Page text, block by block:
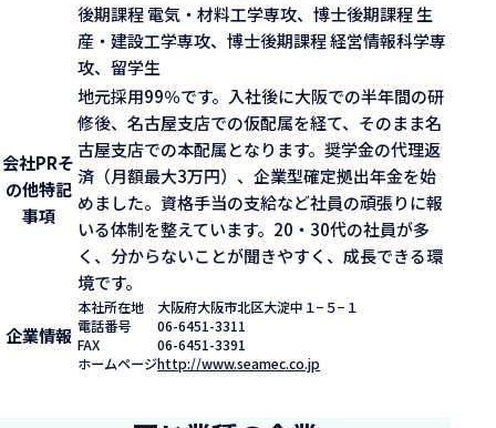
後期課程 電気・材料工学専攻、博士後期課程 生
産・建設工学専攻、博士後期課程 経営情報科学専
攻、留学生
会社PRそ
の他特記
事項
地元採用99％です。入社後に大阪での半年間の研
修後、名古屋支店での仮配属を経て、そのまま名
古屋支店での本配属となります。奨学金の代理返
済（月額最大3万円）、企業型確定拠出年金を始
めました。資格手当の支給など社員の頑張りに報
いる体制を整えています。20・30代の社員が多
く、分からないことが聞きやすく、成長できる環
境です。
企業情報
本社所在地
大阪府大阪市北区大淀中１−５−１
電話番号
06-6451-3311
FAX
06-6451-3391
ホームページhttp://www.seamec.co.jp